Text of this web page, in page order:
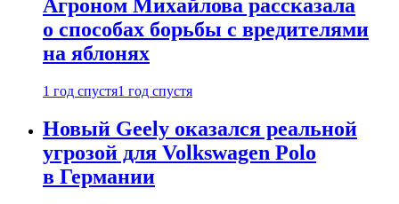
Агроном Михайлова рассказала
о способах борьбы с вредителями
на яблонях
1 год спустя1 год спустя
Новый Geely оказался реальной
угрозой для Volkswagen Polo
в Германии